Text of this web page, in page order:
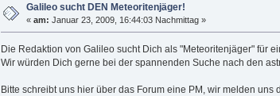
Galileo sucht DEN Meteoritenjäger!
« am: Januar 23, 2009, 16:44:03 Nachmittag »
Die Redaktion von Galileo sucht Dich als "Meteoritenjäger" für
Wir würden Dich gerne bei der spannenden Suche nach den
Bitte schreibt uns hier über das Forum eine PM, wir melden uns